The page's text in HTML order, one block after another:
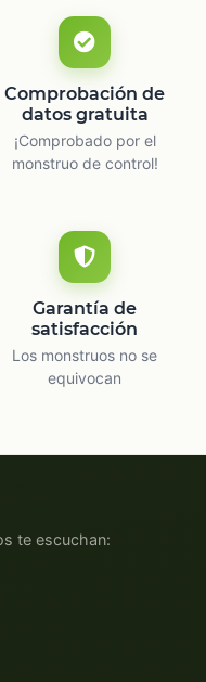
Comprobación de
datos gratuita
¡Comprobado por el
monstruo de control!
Garantía de
satisfacción
Los monstruos no se
equivocan
te escuchan: